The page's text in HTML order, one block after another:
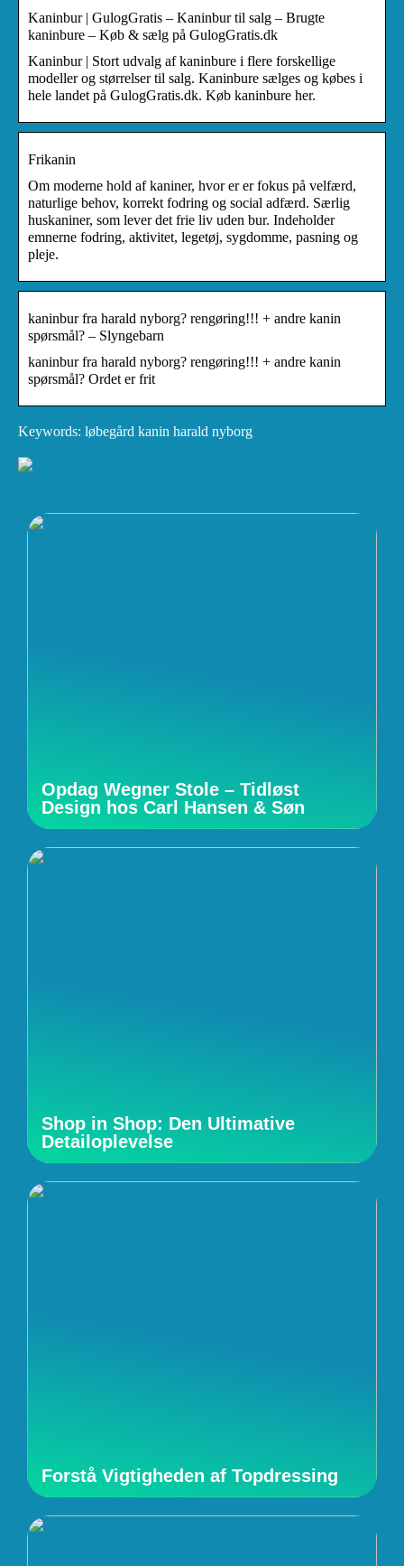
Kaninbur | GulogGratis – Kaninbur til salg – Brugte
kaninbure – Køb & sælg på GulogGratis.dk
Kaninbur | Stort udvalg af kaninbure i flere forskellige
modeller og størrelser til salg. Kaninbure sælges og købes i
hele landet på GulogGratis.dk. Køb kaninbure her.
Frikanin
Om moderne hold af kaniner, hvor er er fokus på velfærd,
naturlige behov, korrekt fodring og social adfærd. Særlig
huskaniner, som lever det frie liv uden bur. Indeholder
emnerne fodring, aktivitet, legetøj, sygdomme, pasning og
pleje.
kaninbur fra harald nyborg? rengøring!!! + andre kanin
spørsmål? – Slyngebarn
kaninbur fra harald nyborg? rengøring!!! + andre kanin
spørsmål? Ordet er frit
Keywords: løbegård kanin harald nyborg
Opdag Wegner Stole – Tidløst
Design hos Carl Hansen & Søn
Shop in Shop: Den Ultimative
Detailoplevelse
Forstå Vigtigheden af Topdressing